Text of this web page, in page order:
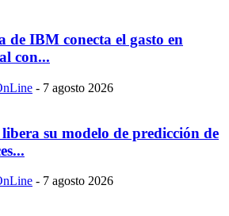
de IBM conecta el gasto en
con...
- 7 agosto 2026
su modelo de predicción de
- 7 agosto 2026